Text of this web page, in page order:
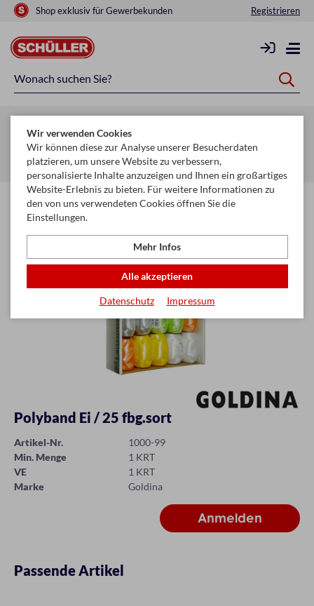
Shop exklusiv für Gewerbekunden Registrieren
Startseite
Glückwunschkarten & Papeterie
Zierbänder & Fertigsterne
Polyband
Polyband Ei / 25 fbg.sort
Artikel-Nr.
1000-99
Min. Menge
1 KRT
VE
1 KRT
Marke
Goldina
Passende Artikel
Wir verwenden Cookies
Wir können diese zur Analyse unserer Besucherdaten
platzieren, um unsere Website zu verbessern,
personalisierte Inhalte anzuzeigen und Ihnen ein großartiges
Website-Erlebnis zu bieten. Für weitere Informationen zu
den von uns verwendeten Cookies öffnen Sie die
Einstellungen.
Mehr Infos
Alle akzeptieren
Datenschutz Impressum